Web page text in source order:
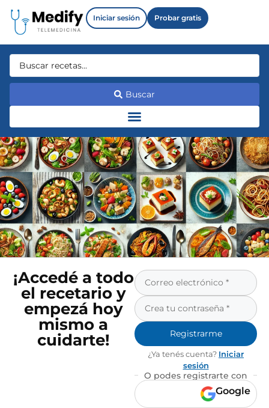
Iniciar sesión Probar gratis
Buscar
¡Accedé a todo
el recetario y
empezá hoy
mismo a
cuidarte!
Registrarme
¿Ya tenés cuenta? Iniciar
sesión
O podes registrarte con
Google